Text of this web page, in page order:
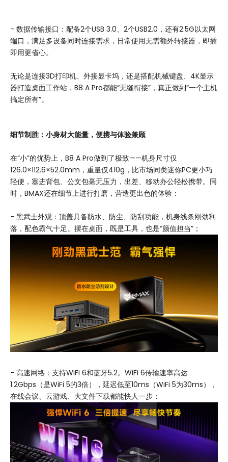
- 数据传输接口：配备2个USB 3.0、2个USB2.0，还有2.5G以太网
端口，满足多设备同时连接需求，日常使用无需额外转接器，即插
即用更省心。
无论是连接3D打印机、外接显卡坞，还是搭配机械键盘、4K显示
器打造桌面工作站，B8 A Pro都能“无缝衔接”，真正做到“一个主机
搞定所有”。
细节制胜：小身材大能量，便携与体验兼顾
在“小”的优势上，B8 A Pro做到了极致——机身尺寸仅
126.0×112.6×52.0mm，重量仅410g，比市场同类迷你PC更小巧
轻便，塞进背包、公文包毫无压力，出差、移动办公轻松携带。同
时，BMAX还在细节上进行打磨，营造更出色的体验：
- 黑武士外观：顶盖具备防水、防尘、防刮功能，机身线条刚劲利
落，配色霸气十足。摆在桌面，既是工具，也是“颜值担当”；
- 高速网络：支持WiFi 6和蓝牙5.2。WiFi 6传输速率高达
1.2Gbps（是WiFi 5的3倍），延迟低至10ms（WiFi 5为30ms），
在线会议、云游戏、大文件下载都能快人一步；